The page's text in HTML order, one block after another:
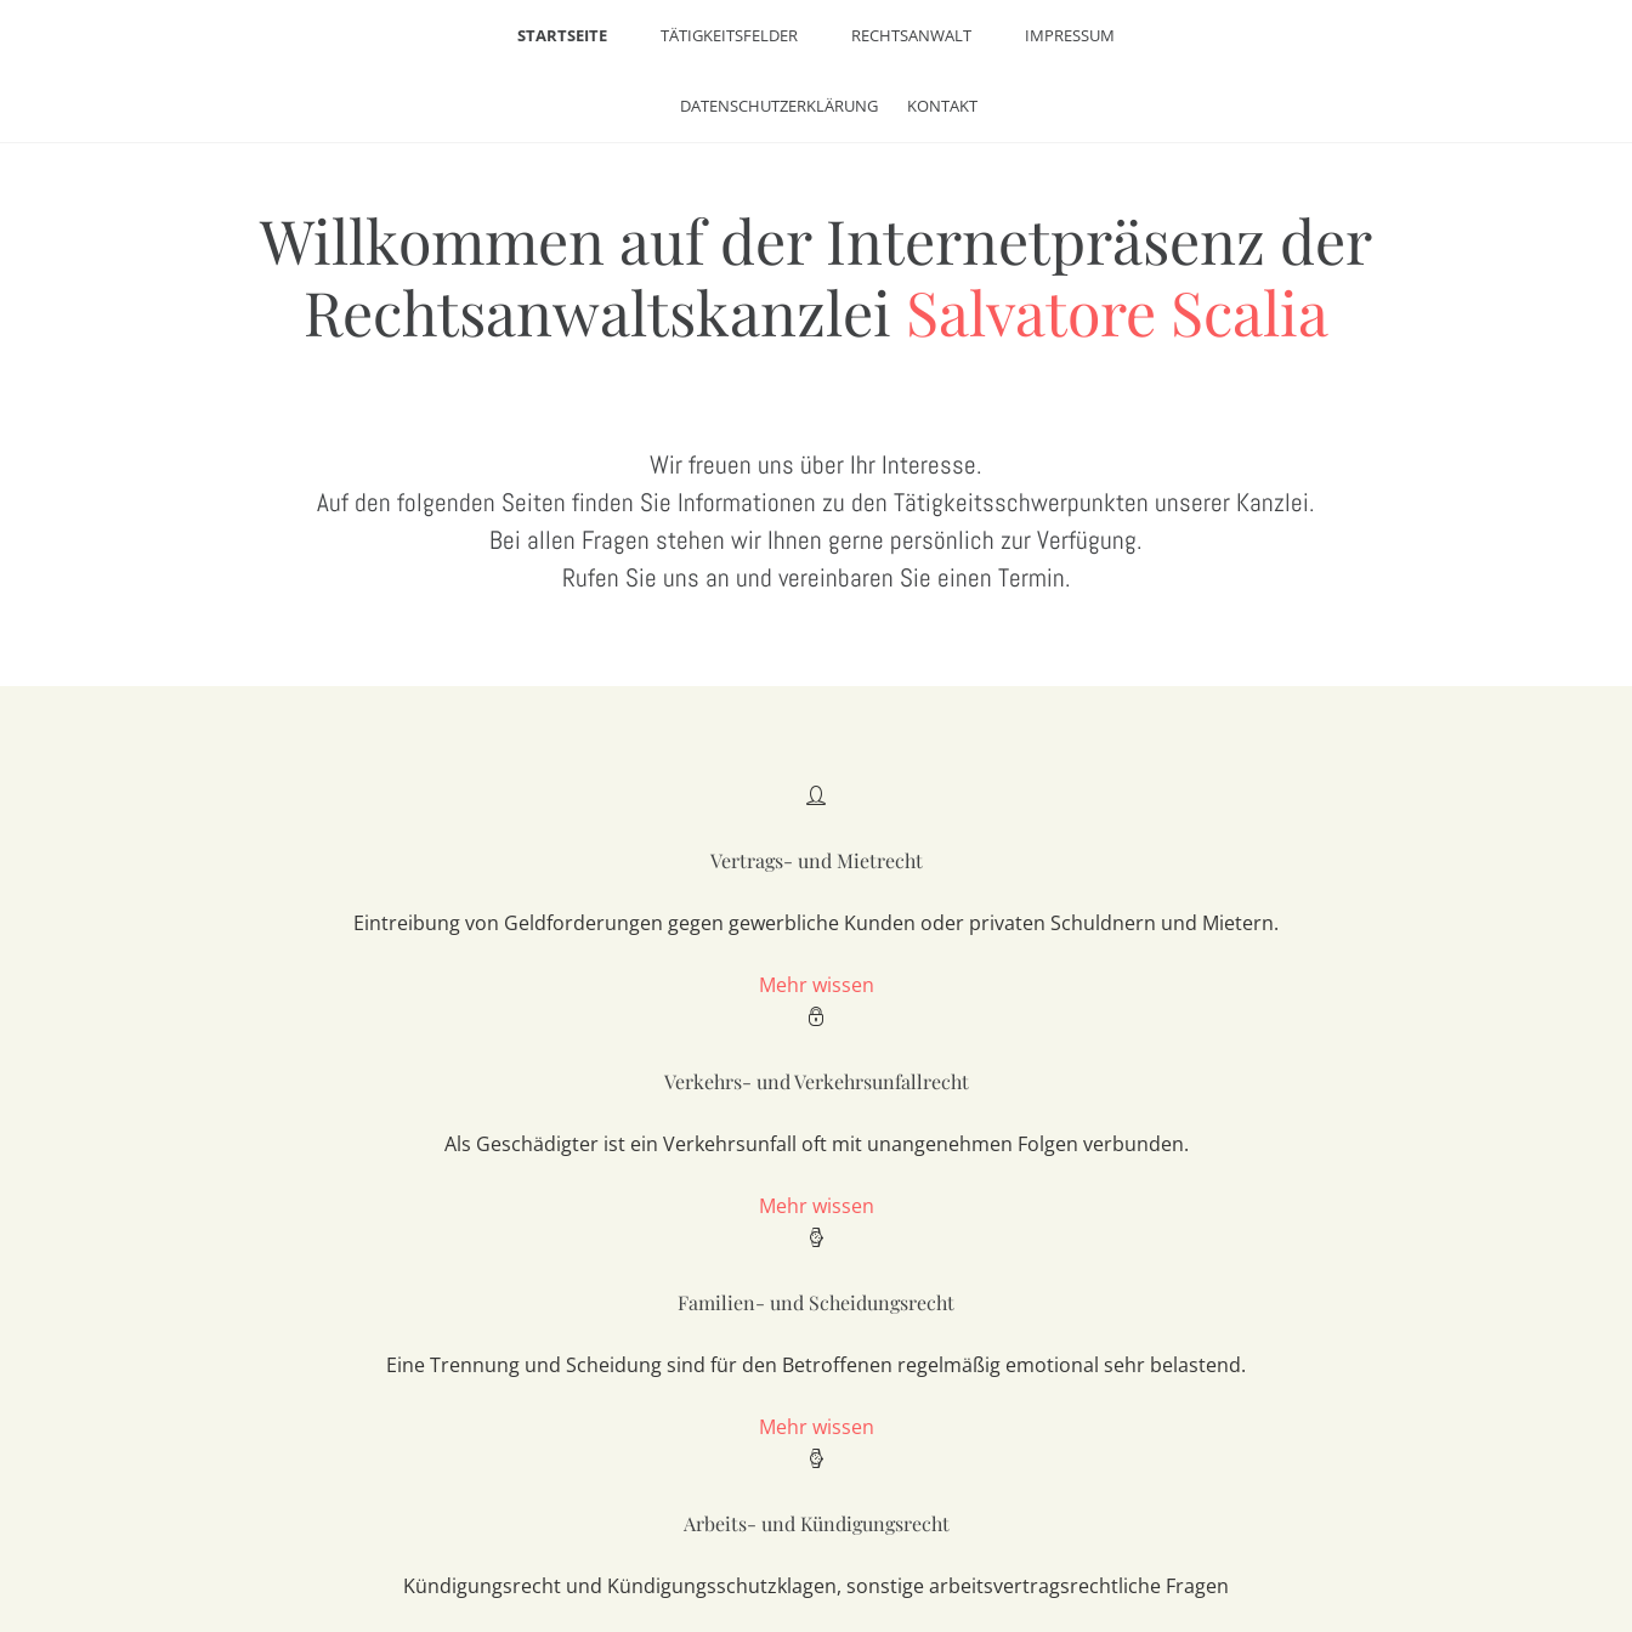
STARTSEITE TÄTIGKEITSFELDER RECHTSANWALT IMPRESSUM
DATENSCHUTZERKLÄRUNG KONTAKT
Willkommen auf der Internetpräsenz der
Rechtsanwaltskanzlei Salvatore Scalia
Wir freuen uns über Ihr Interesse.
Auf den folgenden Seiten finden Sie Informationen zu den Tätigkeitsschwerpunkten unserer Kanzlei.
Bei allen Fragen stehen wir Ihnen gerne persönlich zur Verfügung.
Rufen Sie uns an und vereinbaren Sie einen Termin.
Vertrags- und Mietrecht
Eintreibung von Geldforderungen gegen gewerbliche Kunden oder privaten Schuldnern und Mietern.
Mehr wissen
Verkehrs- und Verkehrsunfallrecht
Als Geschädigter ist ein Verkehrsunfall oft mit unangenehmen Folgen verbunden.
Mehr wissen
Familien- und Scheidungsrecht
Eine Trennung und Scheidung sind für den Betroffenen regelmäßig emotional sehr belastend.
Mehr wissen
Arbeits- und Kündigungsrecht
Kündigungsrecht und Kündigungsschutzklagen, sonstige arbeitsvertragsrechtliche Fragen